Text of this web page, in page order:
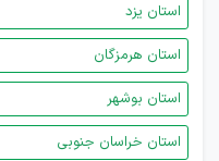
استان یزد
استان هرمزگان
استان بوشهر
استان خراسان جنوبی